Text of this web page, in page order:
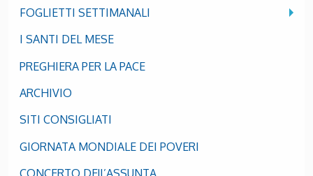
FOGLIETTI SETTIMANALI
I SANTI DEL MESE
PREGHIERA PER LA PACE
ARCHIVIO
SITI CONSIGLIATI
GIORNATA MONDIALE DEI POVERI
CONCERTO DEll’ASSUNTA